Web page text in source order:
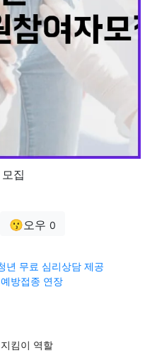
집
😗오우 0
년 무료 심리상담 제공
방접종 연장
킴이 역할